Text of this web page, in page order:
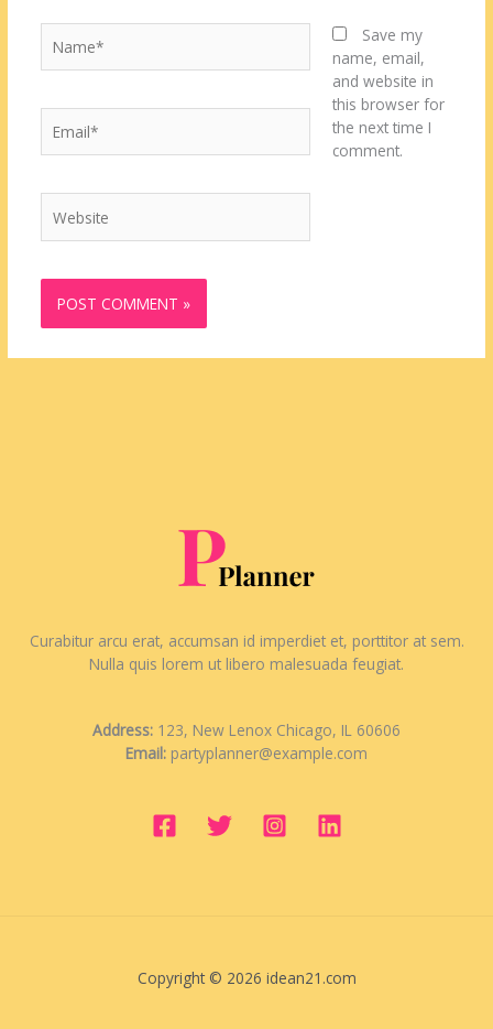
Save my
name, email,
and website in
this browser for
the next time I
comment.
Curabitur arcu erat, accumsan id imperdiet et, porttitor at sem.
Nulla quis lorem ut libero malesuada feugiat.
Address: 123, New Lenox Chicago, IL 60606
Email: partyplanner@example.com
Copyright © 2026 idean21.com